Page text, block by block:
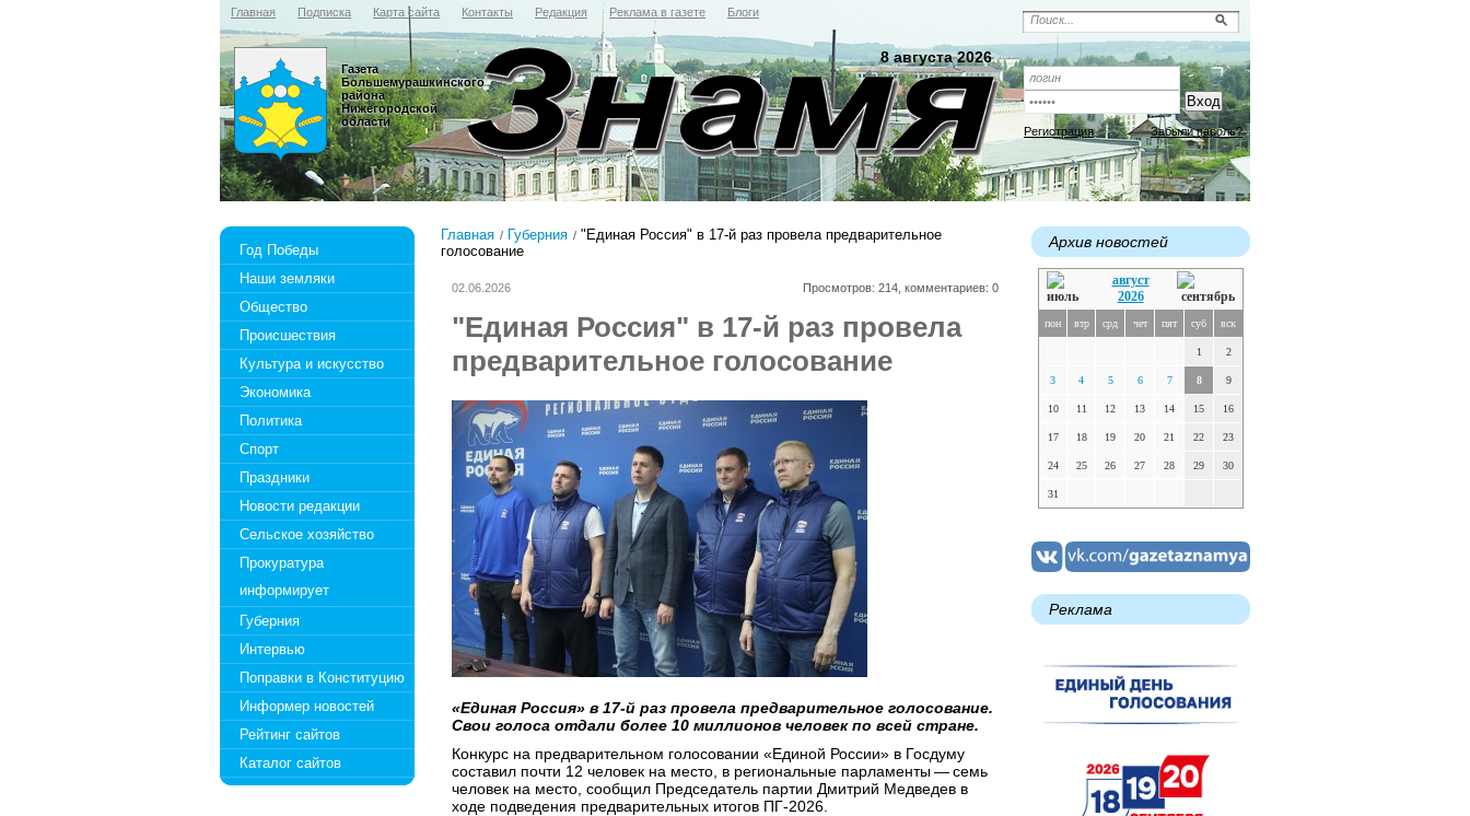
Главная Подписка Карта сайта Контакты Редакция Реклама в газете Блоги
Регистрация Забыли пароль?
8 августа 2026
Газета
Большемурашкинского
района
Нижегородской
области
Год Победы
Наши земляки
Общество
Происшествия
Культура и искусство
Экономика
Политика
Спорт
Праздники
Новости редакции
Сельское хозяйство
Прокуратура
информирует
Губерния
Интервью
Поправки в Конституцию
Информер новостей
Рейтинг сайтов
Каталог сайтов
Главная Губерния
"Единая Россия" в 17‑й раз провела предварительное
голосование
02.06.2026 Просмотров: 214, комментариев: 0
"Единая Россия" в 17‑й раз провела
предварительное голосование
«Единая Россия» в 17‑й раз провела предварительное голосование.
Свои голоса отдали более 10 миллионов человек по всей стране.
Конкурс на предварительном голосовании «Единой России» в Госдуму
составил почти 12 человек на место, в региональные парламенты — семь
человек на место, сообщил Председатель партии Дмитрий Медведев в
ходе подведения предварительных итогов ПГ-2026.
Архив новостей
август
2026
пон втр срд чет пят суб вск
1 2
3 4 5 6 7 8 9
10 11 12 13 14 15 16
17 18 19 20 21 22 23
24 25 26 27 28 29 30
31
Реклама